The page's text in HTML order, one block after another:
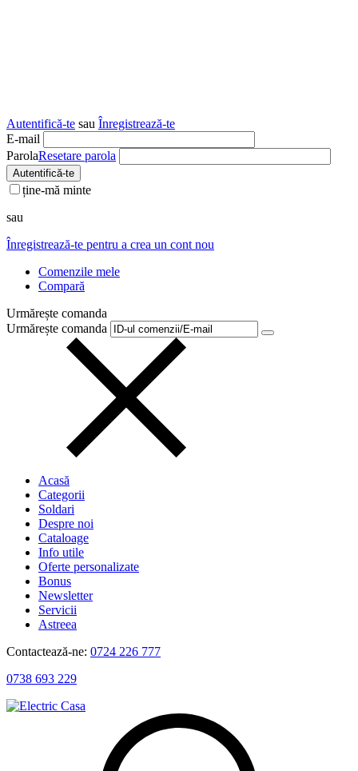
Autentifică-te sau Înregistrează-te
E-mail
ParolaResetare parola
Autentifică-te
ține-mă minte
sau
Înregistrează-te pentru a crea un cont nou
Comenzile mele
Compară
Urmărește comanda
Urmărește comanda
Acasă
Categorii
Soldari
Despre noi
Cataloage
Info utile
Oferte personalizate
Bonus
Newsletter
Servicii
Astreea
Contactează-ne: 0724 226 777
0738 693 229